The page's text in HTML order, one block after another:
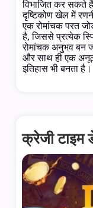
विभाजित कर सकते
दृष्टिकोण खेल में
एक रोमांचक परत
है, जिससे प्रत्येक
रोमांचक अनुभव बन
और साथ ही एक
इतिहास भी बनता है।
क्रेजी टाइम